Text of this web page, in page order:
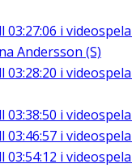
03:27:06 i
Andersson (S)
03:28:20 i
03:38:50 i
03:46:57 i
03:54:12 i